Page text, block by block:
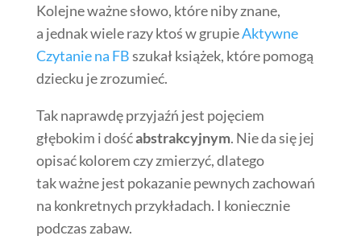
Kolejne ważne słowo, które niby znane,
a jednak wiele razy ktoś w grupieAktywne
Czytanie na FBszukał książek, które pomogą
dziecku je zrozumieć.
Tak naprawdę przyjaźń jest pojęciem
głębokim i dośćabstrakcyjnym. Nie da się jej
opisać kolorem czy zmierzyć, dlatego
tak ważne jest pokazanie pewnych zachowań
na konkretnych przykładach. I koniecznie
podczas zabaw.